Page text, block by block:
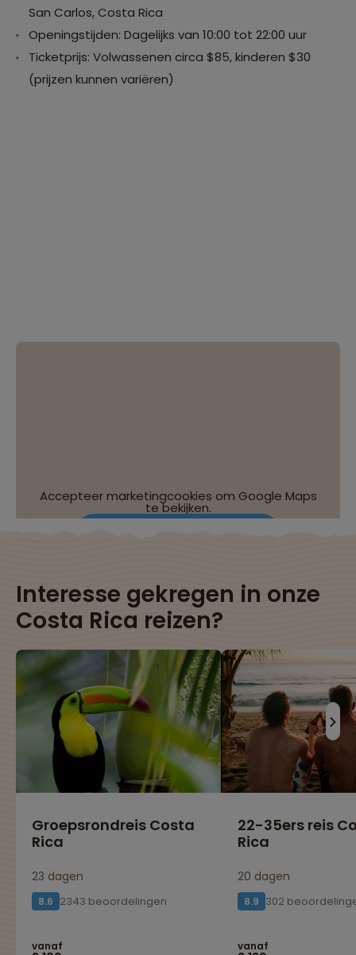
San Carlos, Costa Rica
Openingstijden: Dagelijks van 10:00 tot 22:00 uur
Ticketprijs: Volwassenen circa $85, kinderen $30
(prijzen kunnen variëren)
Accepteer marketingcookies om Google Maps
te bekijken.
Interesse gekregen in onze
Costa Rica reizen?
Groepsrondreis Costa
Rica
23 dagen
8.6 2343 beoordelingen
vanaf
22-35ers reis
Rica
20 dagen
8.9 302
vanaf